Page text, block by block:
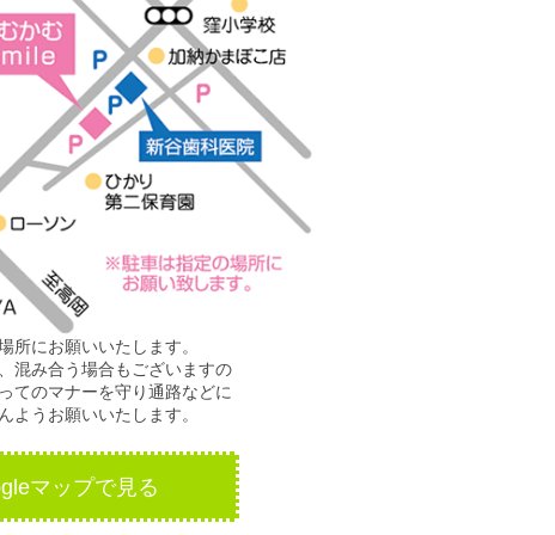
所にお願いいたします。
混み合う場合もございますの
てのマナーを守り通路などに
ようお願いいたします。
マップで見る